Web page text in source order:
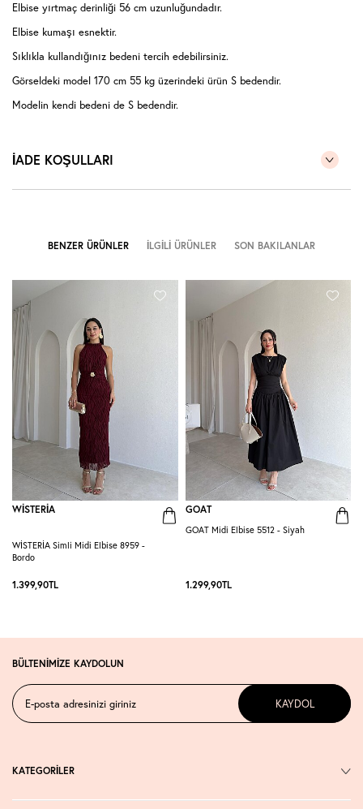
Elbise yırtmaç derinliği 56 cm uzunluğundadır.
Elbise kumaşı esnektir.
Sıklıkla kullandığınız bedeni tercih edebilirsiniz.
Görseldeki model 170 cm 55 kg üzerindeki ürün S bedendir.
Modelin kendi bedeni de S bedendir.
İADE KOŞULLARI
BENZER ÜRÜNLER İLGILI ÜRÜNLER SON BAKILANLAR
WİSTERİA
WİSTERİA Simli Midi Elbise 8959 -
Bordo
1.399,90TL
GOAT
GOAT Midi Elbise 5512 - Siyah
1.299,90TL
BÜLTENİMİZE KAYDOLUN
KAYDOL
KATEGORİLER